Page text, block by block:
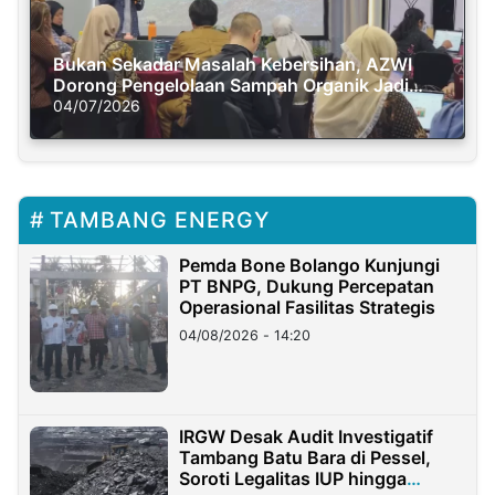
Bukan Sekadar Masalah Kebersihan, AZWI
Dorong Pengelolaan Sampah Organik Jadi
Solusi Krisis Iklim
04/07/2026
TAMBANG ENERGY
Pemda Bone Bolango Kunjungi
PT BNPG, Dukung Percepatan
Operasional Fasilitas Strategis
04/08/2026 - 14:20
IRGW Desak Audit Investigatif
Tambang Batu Bara di Pessel,
Soroti Legalitas IUP hingga